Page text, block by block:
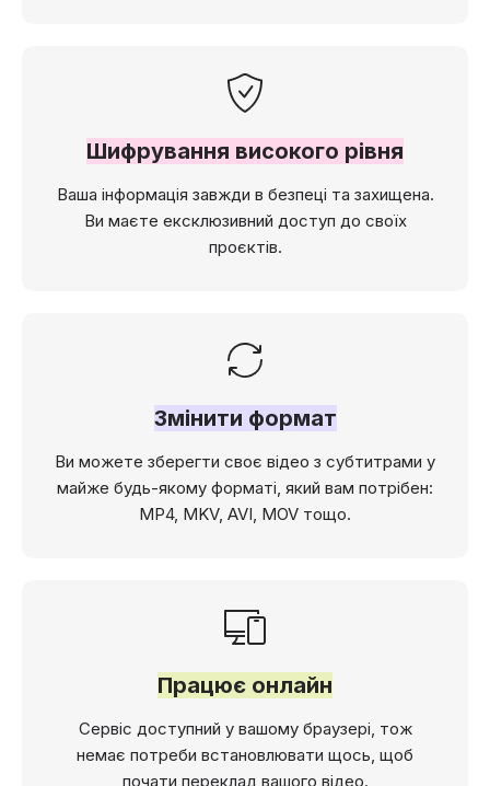
Шифрування високого рівня
Ваша інформація завжди в безпеці та захищена.
Ви маєте ексклюзивний доступ до своїх
проєктів.
Змінити формат
Ви можете зберегти своє відео з субтитрами у
майже будь-якому форматі, який вам потрібен:
MP4, MKV, AVI, MOV тощо.
Працює онлайн
Сервіс доступний у вашому браузері, тож
немає потреби встановлювати щось, щоб
почати переклад вашого відео.